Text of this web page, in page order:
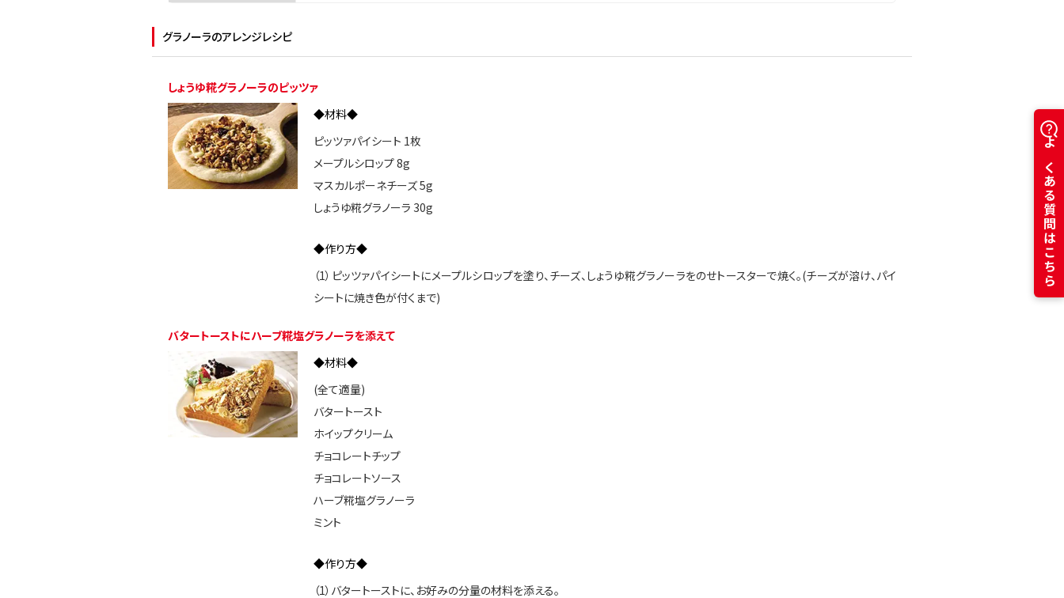
グラノーラのアレンジレシピ
しょうゆ糀グラノーラのピッツァ
◆材料◆
ピッツァパイシート 1枚
メープルシロップ 8g
マスカルポーネチーズ 5g
しょうゆ糀グラノーラ 30g
◆作り方◆
（1）ピッツァパイシートにメープルシロップを塗り、チーズ、しょうゆ糀グラノーラをのせトースターで焼く。(チーズが溶け、パイ
シートに焼き色が付くまで)
バタートーストにハーブ糀塩グラノーラを添えて
◆材料◆
(全て適量)
バタートースト
ホイップクリーム
チョコレートチップ
チョコレートソース
ハーブ糀塩グラノーラ
ミント
◆作り方◆
（1）バタートーストに、お好みの分量の材料を添える。
よくある質問はこちら